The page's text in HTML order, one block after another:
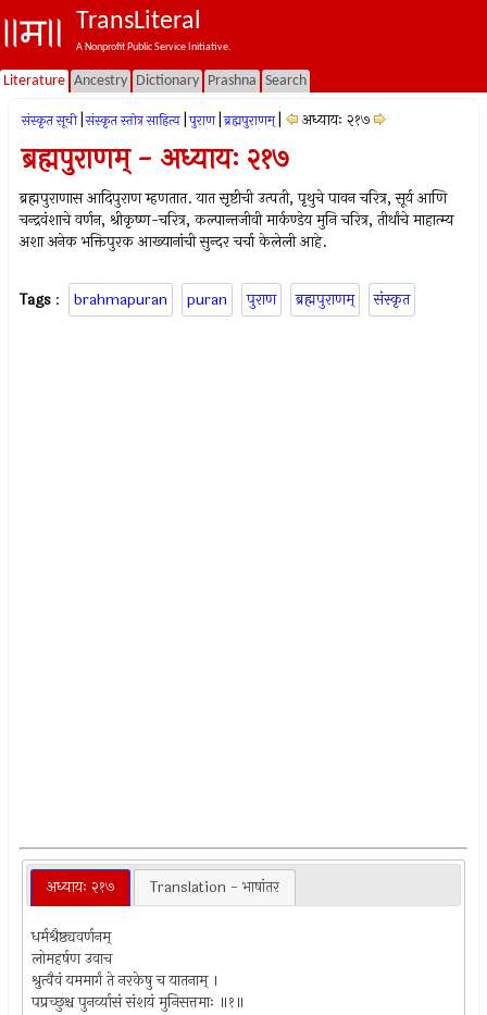
TransLiteral
A Nonprofit Public Service Initiative.
Literature Ancestry Dictionary Prashna Search
संस्कृत सूची संस्कृत स्तोत्र साहित्य पुराण ब्रह्मपुराणम् अध्यायः २१७
ब्रह्मपुराणम् - अध्यायः २१७
ब्रह्मपुराणास आदिपुराण म्हणतात. यात सृष्टीची उत्पती, पृथुचे पावन चरित्र, सूर्य आणि
चन्द्रवंशाचे वर्णन, श्रीकृष्ण-चरित्र, कल्पान्तजीवी मार्कण्डेय मुनि चरित्र, तीर्थांचे माहात्म्य
अशा अनेक भक्तिपुरक आख्यानांची सुन्दर चर्चा केलेली आहे.
Tags : brahmapuran puran पुराण ब्रह्मपुराणम् संस्कृत
अध्यायः २१७ Translation - भाषांतर
धर्मश्रैष्ठ्यवर्णनम्
लोमहर्षण उवाच
श्रुत्वैवं यममार्गं ते नरकेषु च यातनाम् ।
पप्रच्छुश्च पुनर्व्यासं संशयं मुनिसत्तमाः ॥१॥